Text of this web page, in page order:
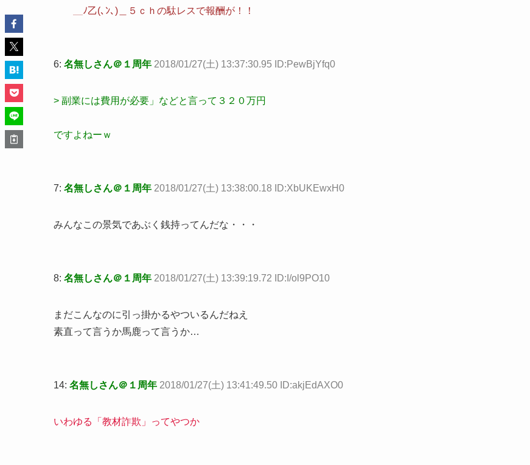
＿ﾉ乙(､ﾝ､)＿５ｃｈの駄レスで報酬が！！
6: 名無しさん＠１周年 2018/01/27(土) 13:37:30.95 ID:PewBjYfq0
> 副業には費用が必要」などと言って３２０万円
ですよねーｗ
7: 名無しさん＠１周年 2018/01/27(土) 13:38:00.18 ID:XbUKEwxH0
みんなこの景気であぶく銭持ってんだな・・・
8: 名無しさん＠１周年 2018/01/27(土) 13:39:19.72 ID:I/ol9PO10
まだこんなのに引っ掛かるやついるんだねえ
素直って言うか馬鹿って言うか…
14: 名無しさん＠１周年 2018/01/27(土) 13:41:49.50 ID:akjEdAXO0
いわゆる「教材詐欺」ってやつか